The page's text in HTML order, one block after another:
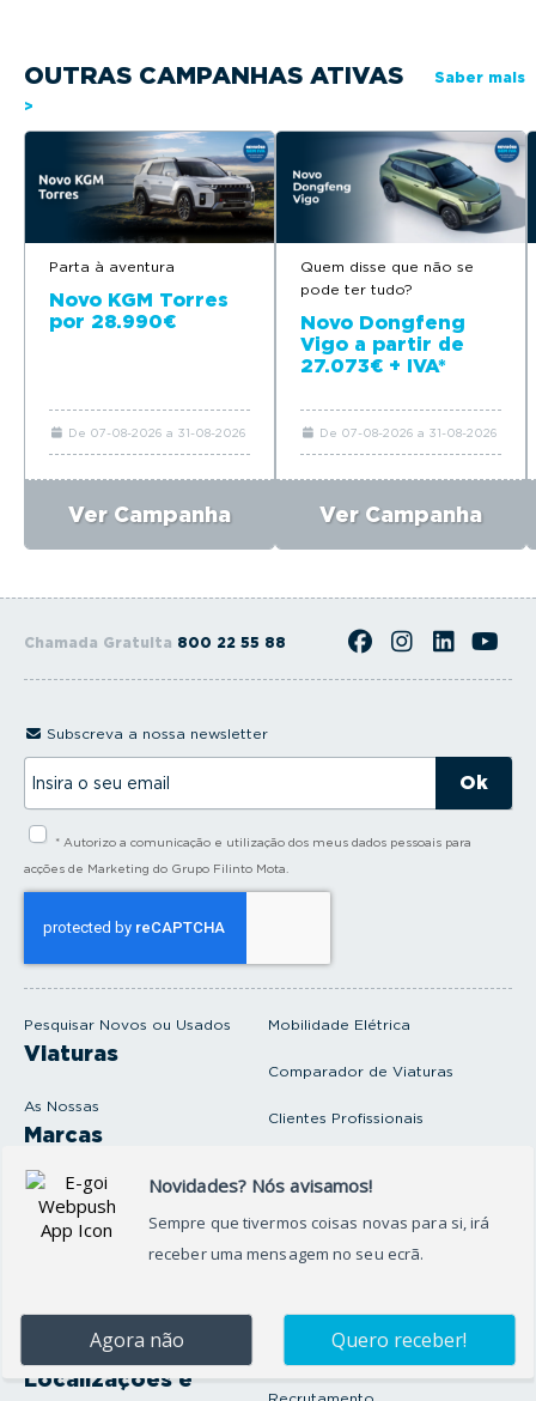
OUTRAS CAMPANHAS ATIVAS
Saber mais
>
Parta à aventura
Novo KGM Torres
por 28.990€
De 07-08-2026 a 31-08-2026
Ver Campanha
Quem disse que não se
pode ter tudo?
Novo Dongfeng
Vigo a partir de
27.073€ + IVA*
De 07-08-2026 a 31-08-2026
Ver Campanha
Chamada Gratuita 800 22 55 88
Pesquisar Novos ou Usados
Viaturas
As Nossas
Marcas
Produtos e serviços
Oficina
Onde Estamos
Localizações e
Mobilidade Elétrica
Comparador de Viaturas
Clientes Profissionais
Seguros Protector
Artigos e Notícias
Subscreva a nossa newsletter
s
* Autorizo a comunicação e utilização dos meus dados pessoais para
acções de Marketing do Grupo Filinto Mota.